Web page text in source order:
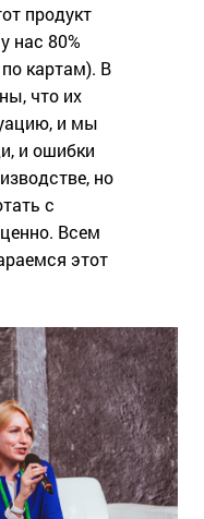
продукт
нас 80%
картам). В
что их
и мы
и ошибки
но
с
Всем
этот